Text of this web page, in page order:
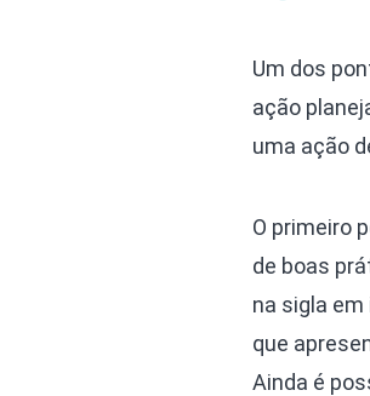
Um dos
ação
uma ação
O primeiro
de boas
na sigla
que
Ainda é